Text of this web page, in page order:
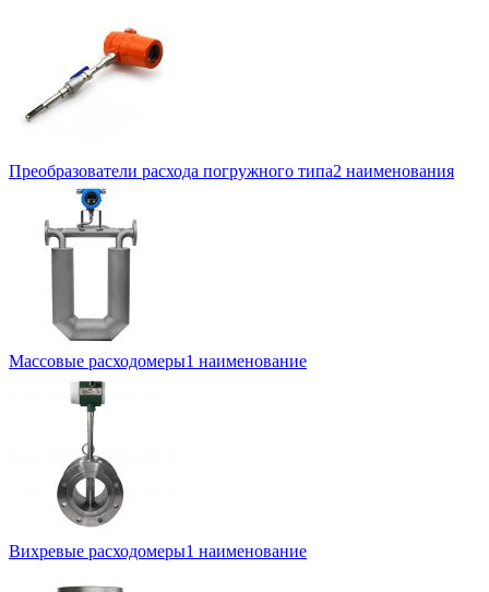
Преобразователи расхода погружного типа2 наименования
Массовые расходомеры1 наименование
Вихревые расходомеры1 наименование